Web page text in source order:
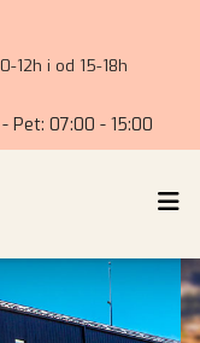
12h i od 15-18h
Pet: 07:00 - 15:00